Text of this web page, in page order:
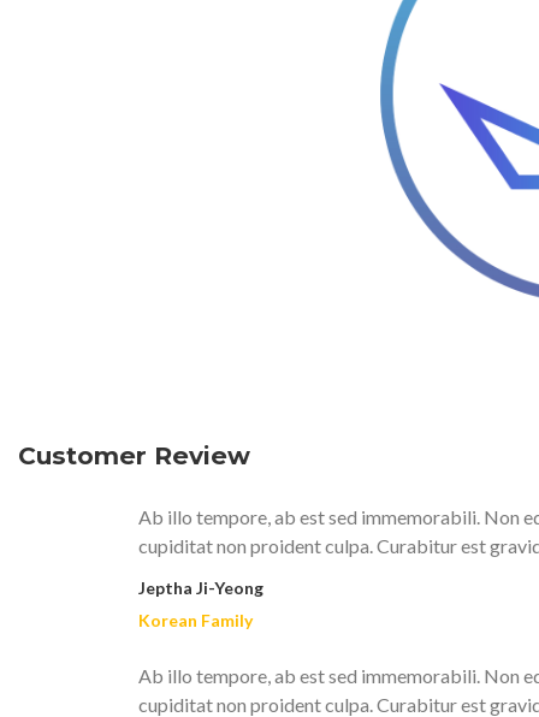
Customer Review
Ab illo tempore, ab est sed immemorabili. Non
cupiditat non proident culpa. Curabitur est
Jeptha Ji-Yeong
Korean Family
Ab illo tempore, ab est sed immemorabili. Non
cupiditat non proident culpa. Curabitur est